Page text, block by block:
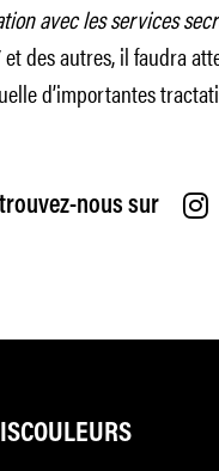
avec les services
et des autres, il faudra
d’importantes
nous sur